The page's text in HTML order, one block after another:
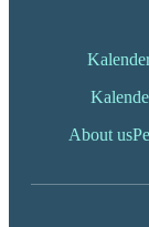
About us